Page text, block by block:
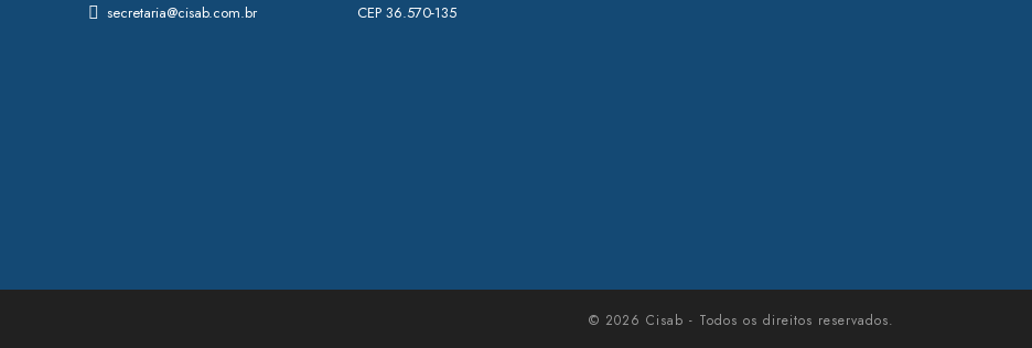
secretaria@cisab.com.br
CEP 36.570-135
© 2026 Cisab - Todos os direitos reservados.